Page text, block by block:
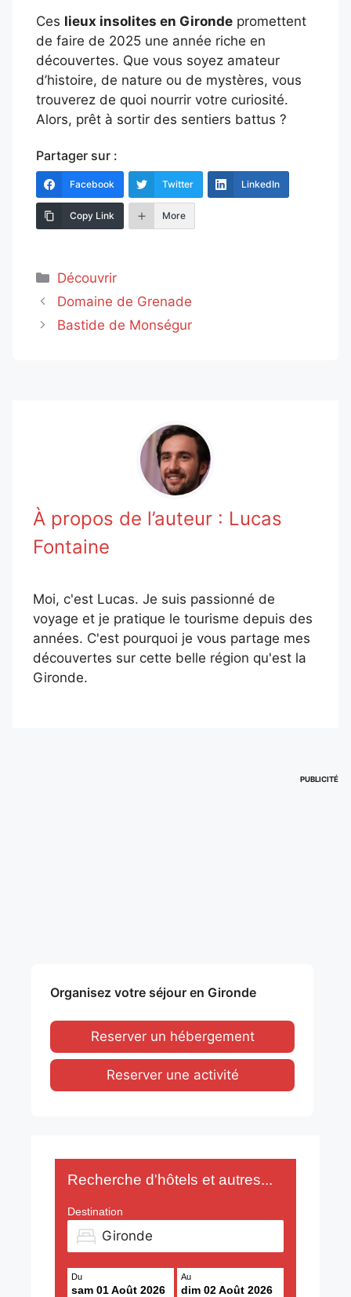
Ces lieux insolites en Gironde promettent
de faire de 2025 une année riche en
découvertes. Que vous soyez amateur
d’histoire, de nature ou de mystères, vous
trouverez de quoi nourrir votre curiosité.
Alors, prêt à sortir des sentiers battus ?
Partager sur :
Facebook Twitter LinkedIn
Copy Link More
Catégories
Découvrir
Domaine de Grenade
Bastide de Monségur
À propos de l’auteur : Lucas
Fontaine
Moi, c'est Lucas. Je suis passionné de
voyage et je pratique le tourisme depuis des
années. C'est pourquoi je vous partage mes
découvertes sur cette belle région qu'est la
Gironde.
PUBLICITÉ
Organisez votre séjour en Gironde
Reserver un hébergement
Reserver une activité
Recherche d'hôtels et autres...
Destination
Du
sam 01 Août 2026
Au
dim 02 Août 2026